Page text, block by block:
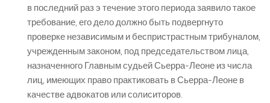
в последний раз э течение этого периода заявило такое
требование, его дело должно быть подвергнуто
проверке независимым и беспристрастным трибуналом,
учрежденным законом, под председательством лица,
назначенного Главным судьей Сьерра-Леоне из числа
лиц, имеющих право практиковать в Сьерра-Леоне в
качестве адвокатов или солиситоров.